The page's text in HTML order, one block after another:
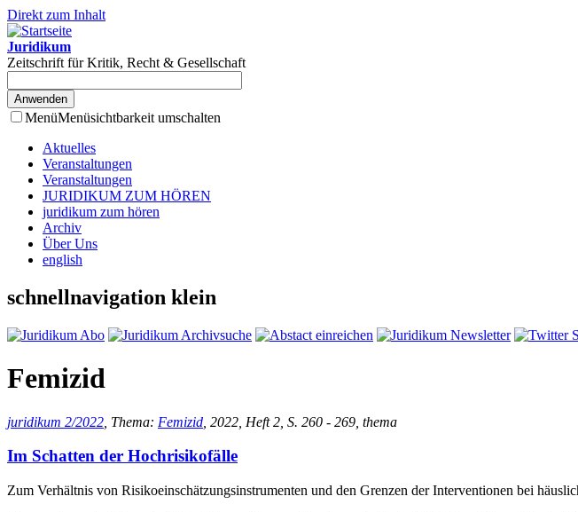
Direkt zum Inhalt
Juridikum
Zeitschrift für Kritik, Recht & Gesellschaft
MenüMenüsichtbarkeit umschalten
Aktuelles
Veranstaltungen
Veranstaltungen
JURIDIKUM ZUM HÖREN
juridikum zum hören
Archiv
Über Uns
english
schnellnavigation klein
Femizid
juridikum 2/2022 , Thema: Femizid , 2022, Heft 2, S. 260 - 269, thema
Im Schatten der Hochrisikofälle
Zum Verhältnis von Risikoeinschätzungsinstrumenten und den Grenzen der Interventionen bei